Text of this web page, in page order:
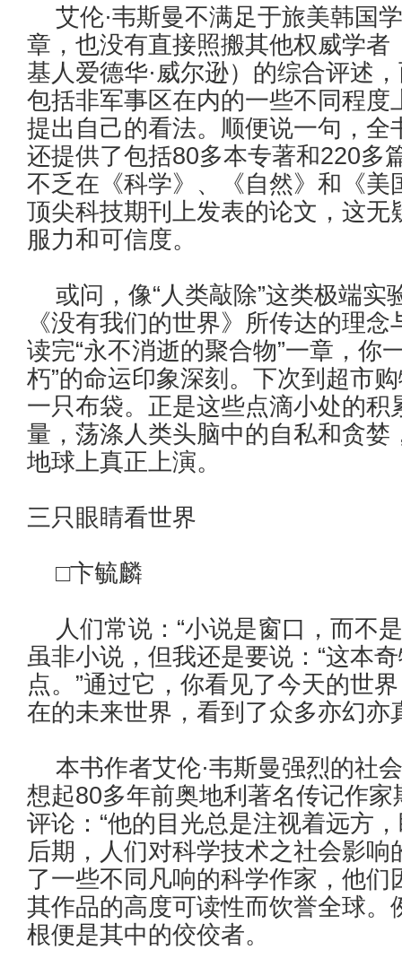
艾伦·韦斯曼不满足于旅美韩国
章，也没有直接照搬其他权威学者
基人爱德华·威尔逊）的综合评述
包括非军事区在内的一些不同程
提出自己的看法。顺便说一句，
还提供了包括80多本专著和220多
不乏在《科学》、《自然》和《
顶尖科技期刊上发表的论文，这
服力和可信度。
或问，像“人类敲除”这类极端实
《没有我们的世界》所传达的理
读完“永不消逝的聚合物”一章，你
朽”的命运印象深刻。下次到超市
一只布袋。正是这些点滴小处的
量，荡涤人类头脑中的自私和贪婪
地球上真正上演。
三只眼睛看世界
□卞毓麟
人们常说：“小说是窗口，而不
虽非小说，但我还是要说：“这本
点。”通过它，你看见了今天的世
在的未来世界，看到了众多亦幻亦
本书作者艾伦·韦斯曼强烈的社
想起80多年前奥地利著名传记作家
评论：“他的目光总是注视着远方
后期，人们对科学技术之社会影
了一些不同凡响的科学作家，他
其作品的高度可读性而饮誉全球。
根便是其中的佼佼者。